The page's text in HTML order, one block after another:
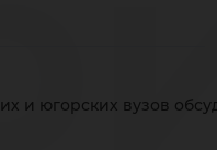
и югорских вузов